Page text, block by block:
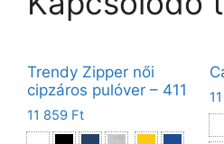
Trendy Zipper női
cipzáros pulóver – 411
11 859 Ft